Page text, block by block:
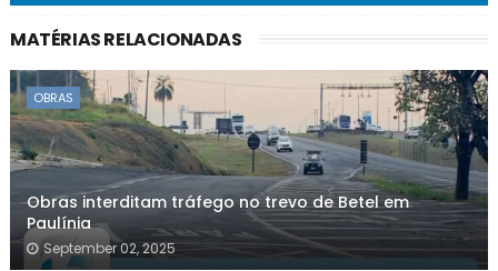
MATÉRIAS RELACIONADAS
OBRAS
Obras interditam tráfego no trevo de Betel em
Paulínia
September 02, 2025